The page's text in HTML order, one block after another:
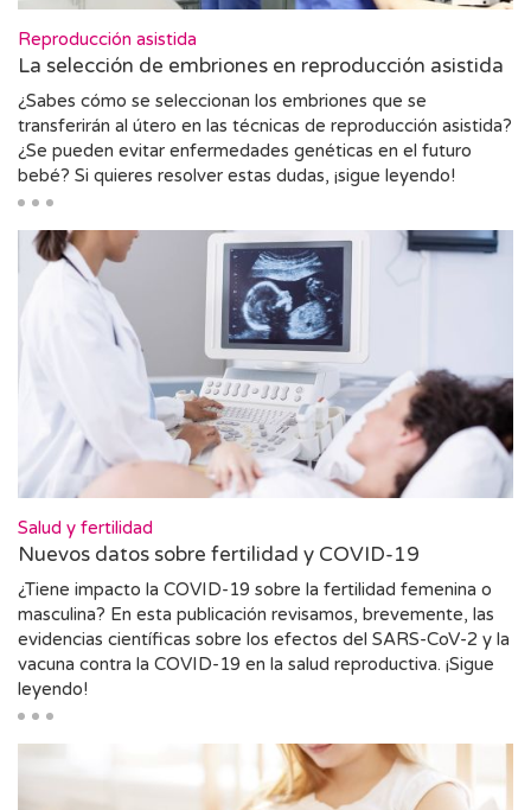
Reproducción asistida
La selección de embriones en reproducción asistida
¿Sabes cómo se seleccionan los embriones que se
transferirán al útero en las técnicas de reproducción asistida?
¿Se pueden evitar enfermedades genéticas en el futuro
bebé? Si quieres resolver estas dudas, ¡sigue leyendo!
Salud y fertilidad
Nuevos datos sobre fertilidad y COVID-19
¿Tiene impacto la COVID-19 sobre la fertilidad femenina o
masculina? En esta publicación revisamos, brevemente, las
evidencias científicas sobre los efectos del SARS-CoV-2 y la
vacuna contra la COVID-19 en la salud reproductiva. ¡Sigue
leyendo!